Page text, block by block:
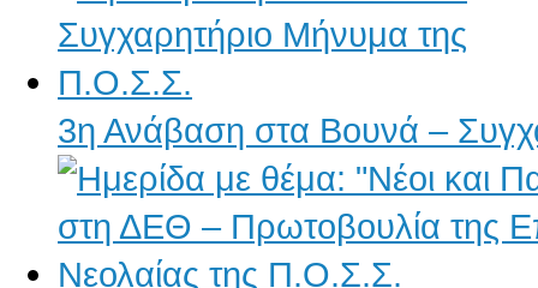
3η Ανάβαση στα Βουνά –